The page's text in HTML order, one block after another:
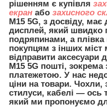
рішенням є купівля
екран або захисного
M15 5G, з досвіду,
дисплей, який швидко
подряпинами, а плівка
покупцям з інших
відправити аксесуари
M15 5G пошті,
платежетою. У нас
ціни на товари. Чохли,
стилуси, кабелі — ось
який ми пропонуємо